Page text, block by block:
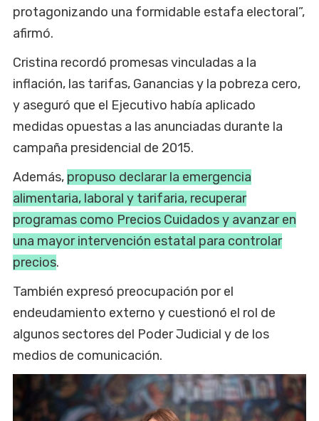
protagonizando una formidable estafa electoral”,
afirmó.
Cristina recordó promesas vinculadas a la
inflación, las tarifas, Ganancias y la pobreza cero,
y aseguró que el Ejecutivo había aplicado
medidas opuestas a las anunciadas durante la
campaña presidencial de 2015.
Además, propuso declarar la emergencia
alimentaria, laboral y tarifaria, recuperar
programas como Precios Cuidados y avanzar en
una mayor intervención estatal para controlar
precios.
También expresó preocupación por el
endeudamiento externo y cuestionó el rol de
algunos sectores del Poder Judicial y de los
medios de comunicación.